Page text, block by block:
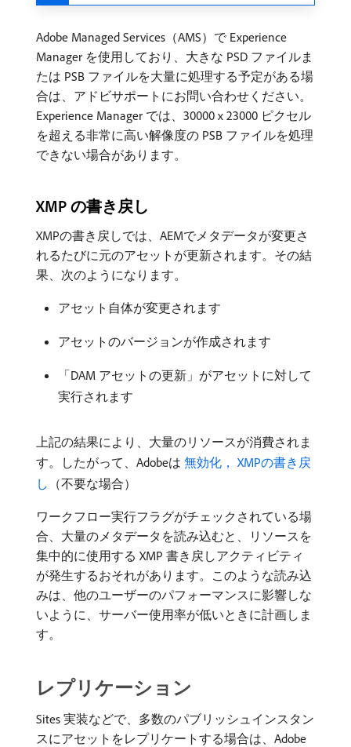
Adobe Managed Services（AMS）で Experience
Manager を使用しており、大きな PSD ファイルま
たは PSB ファイルを大量に処理する予定がある場
合は、アドビサポートにお問い合わせください。
Experience Manager では、30000 x 23000 ピクセル
を超える非常に高い解像度の PSB ファイルを処理
できない場合があります。
XMP の書き戻し
XMPの書き戻しでは、AEMでメタデータが変更さ
れるたびに元のアセットが更新されます。その結
果、次のようになります。
アセット自体が変更されます
アセットのバージョンが作成されます
「DAM アセットの更新」がアセットに対して
実行されます
上記の結果により、大量のリソースが消費されま
す。したがって、Adobeは 無効化， XMPの書き戻
し （不要な場合）
ワークフロー実行フラグがチェックされている場
合、大量のメタデータを読み込むと、リソースを
集中的に使用する XMP 書き戻しアクティビティ
が発生するおそれがあります。このような読み込
みは、他のユーザーのパフォーマンスに影響しな
いように、サーバー使用率が低いときに計画しま
す。
レプリケーション
Sites 実装などで、多数のパブリッシュインスタン
スにアセットをレプリケートする場合は、Adobe